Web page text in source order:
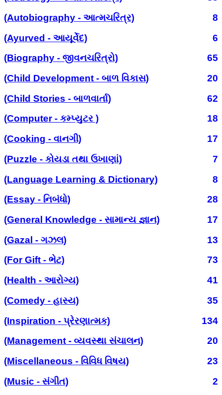
(Autobiography - આત્મચરિત્ર)
8
(Ayurved - આયૂર્વેદ)
6
(Biography - જીવનચરિત્રો)
65
(Child Development - બાળ વિકાસ)
20
(Child Stories - બાળવાર્તા)
62
(Computer - કમ્પ્યુટર )
18
(Cooking - વાનગી)
17
(Puzzle - કોયડા તથા ઉખાણાં)
7
(Language Learning & Dictionary)
8
(Essay - નિબંધો)
28
(General Knowledge - સામાન્ય જ્ઞાન)
17
(Gazal - ગઝલ)
13
(For Gift - ભેટ)
73
(Health - આરોગ્ય)
41
(Comedy - હાસ્ય)
35
(Inspiration - પ્રેરણાત્મક)
134
(Management - વ્યવસ્થા સંચાલન)
20
(Miscellaneous - વિવિધ વિષય)
23
(Music - સંગીત)
2